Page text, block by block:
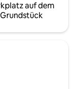
auf dem
Grundstück